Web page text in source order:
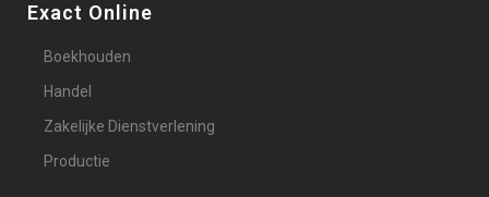
Exact Online
Boekhouden
Handel
Zakelijke Dienstverlening
Productie